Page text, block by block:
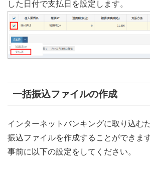
した日付で支払日を設定します。
一括振込ファイルの作成
インターネットバンキングに取り込む
振込ファイルを作成することができます
事前に以下の設定をしてください。